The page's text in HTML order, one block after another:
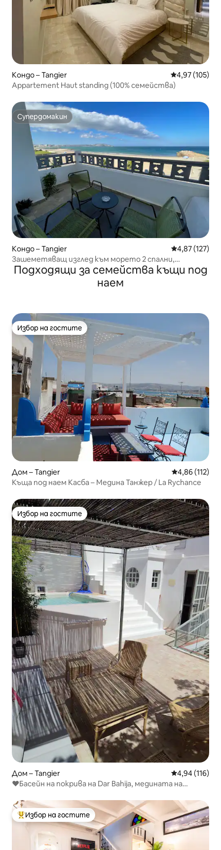
Кондо – Tangier Средна
4,97 (105)
Appartement Haut standing (100% семейства)
Супердомакин
Супердомакин
Кондо – Tangier Средна
4,87 (127)
Зашеметяващ изглед към морето 2 спални,
Малабата, Танжер
Подходящи за семейства къщи под
наем
Избор на гостите
Избор на гостите
Дом – Tangier Средна
4,86 (112)
Къща под наем Касба – Медина Танжер / La Rychance
Избор на гостите
Избор на гостите
Дом – Tangier Средна
4,94 (116)
❤️Басейн на покрива на Dar Bahija, медината на
Най-популярен избор на гостите
Избор на гостите